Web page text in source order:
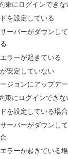
束にログインできな
を設定している
ーバーがダウンし
ラーが起きている
安定していない
ジョンにアップデ
束にログインでき
を設定している場合
ーバーがダウンし
ラーが起きている